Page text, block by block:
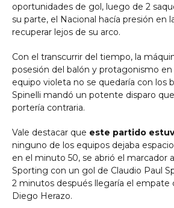
oportunidades de gol, luego de 2
su parte, el Nacional hacía presión en
recuperar lejos de su arco.
Con el transcurrir del tiempo, la
posesión del balón y protagonismo en
equipo violeta no se quedaría con los
Spinelli mandó un potente disparo
portería contraria.
Vale destacar que este partido
ninguno de los equipos dejaba
en el minuto 50, se abrió el marcador
Sporting con un gol de Claudio Paul
2 minutos después llegaría el empate
Diego Herazo.